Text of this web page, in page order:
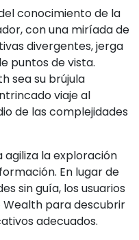
conocimiento de la
con una miríada de
divergentes, jerga
puntos de vista.
sea su brújula
viaje al
de las complejidades
la exploración
En lugar de
sin guía, los usuarios
para descubrir
adecuados.